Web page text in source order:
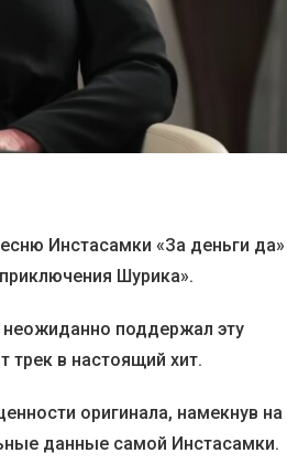
Инстасамки «За деньги да»
Шурика».
поддержал эту
трек в настоящий хит.
оригинала, намекнув на
данные самой Инстасамки.